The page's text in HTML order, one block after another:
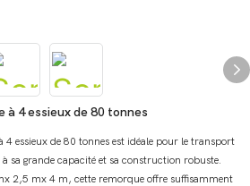
à 4 essieux de 80 tonnes
4 essieux de 80 tonnes est idéale pour le transport
sa grande capacité et sa construction robuste.
2,5 mx 4 m, cette remorque offre suffisamment